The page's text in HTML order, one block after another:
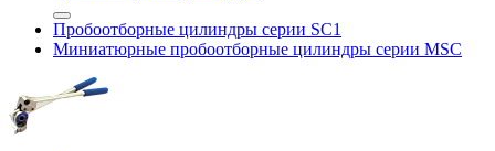
Пробоотборные цилиндры серии SC1
Миниатюрные пробоотборные цилиндры серии MSC